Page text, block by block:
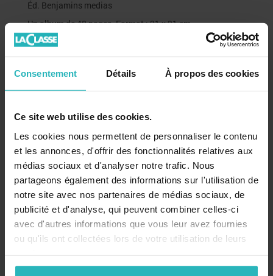
Consentement Détails À propos des cookies
Ce site web utilise des cookies.
Les cookies nous permettent de personnaliser le contenu
et les annonces, d'offrir des fonctionnalités relatives aux
médias sociaux et d'analyser notre trafic. Nous
partageons également des informations sur l'utilisation de
notre site avec nos partenaires de médias sociaux, de
publicité et d'analyse, qui peuvent combiner celles-ci
avec d'autres informations que vous leur avez fournies
ou qu'ils ont collectées lors de votre utilisation de leurs
Éd. Benjamins medias
Un album de 48 pages. Format : 21 x 21 cm.
Durée du CD : 10 min.
Ce produit contient:Le bruit des syllabes - Album,
N°334 - La Classe Maternelle - octobre 2025
Nos meilleurs produits
Maths en maternelle -
nombres MS
250 Ateliers
édition)
120
10 (CD-